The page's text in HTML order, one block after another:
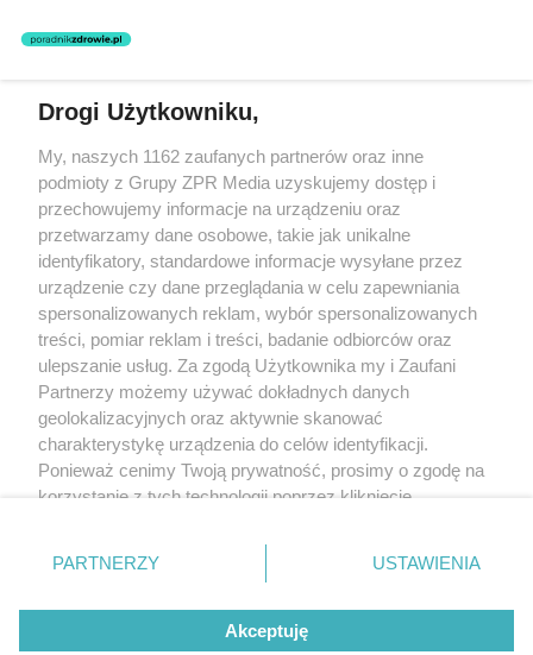
świadczeń zdrowotnych w rozumieniu art. 3 ust 1 ustawy o
rozpowszechniany lub dalej rozpowszechniany w jakikolwiek sposób
(w tym także elektroniczny lub mechaniczny) na jakimkolwiek polu
eksploatacji w jakiejkolwiek formie, włącznie z umieszczaniem w
Internecie bez pisemnej zgody właściciela praw. Jakiekolwiek użycie
lub wykorzystanie utworów w całości lub w części z naruszeniem
prawa, tzn. bez właściwej zgody, jest zabronione pod groźbą kary i
może być ścigane prawnie.
O nas
Informacje prawne
Nasze serwisy
Drogi Użytkowniku,
My, naszych 1162 zaufanych partnerów oraz inne
podmioty z Grupy ZPR Media uzyskujemy dostęp i
przechowujemy informacje na urządzeniu oraz
przetwarzamy dane osobowe, takie jak unikalne
identyfikatory, standardowe informacje wysyłane przez
urządzenie czy dane przeglądania w celu zapewniania
spersonalizowanych reklam, wybór spersonalizowanych
treści, pomiar reklam i treści, badanie odbiorców oraz
ulepszanie usług. Za zgodą Użytkownika my i Zaufani
Partnerzy możemy używać dokładnych danych
geolokalizacyjnych oraz aktywnie skanować
charakterystykę urządzenia do celów identyfikacji.
Ponieważ cenimy Twoją prywatność, prosimy o zgodę na
korzystanie z tych technologii poprzez kliknięcie
zmienić/wycofać klikając przycisk ustawień prywatności
znajdujący się w lewym dolnym rogu strony
rodzaje przetwarzania danych nie wymagają zgody
użytkownika, ale masz prawo sprzeciwić się takiemu
PARTNERZY USTAWIENIA
Akceptuję